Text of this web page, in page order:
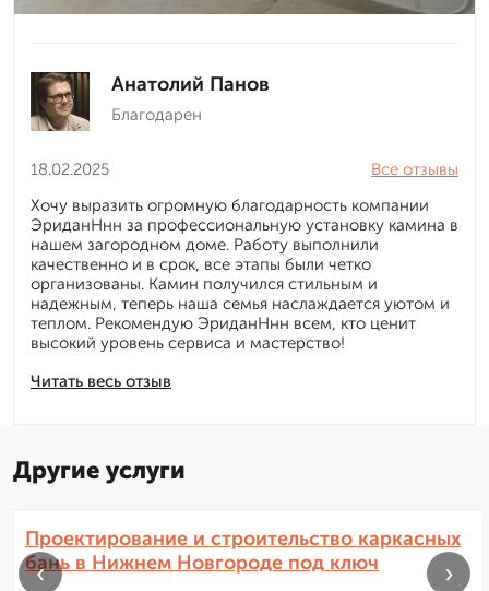
Анатолий Панов
Благодарен
18.02.2025
Читать весь отзыв
Все отзывы
Хочу выразить огромную благодарность компании
ЭриданНнн за профессиональную установку камина в
нашем загородном доме. Работу выполнили
качественно и в срок, все этапы были четко
организованы. Камин получился стильным и
надежным, теперь наша семья наслаждается уютом и
теплом. Рекомендую ЭриданНнн всем, кто ценит
высокий уровень сервиса и мастерство!
Другие услуги
Проектирование и строительство каркасных
бань в Нижнем Новгороде под ключ
‹ ›